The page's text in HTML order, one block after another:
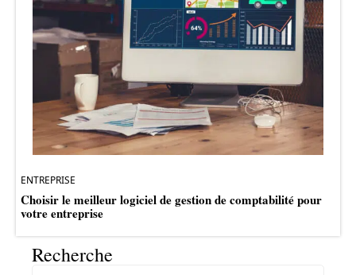
ENTREPRISE
Choisir le meilleur logiciel de gestion de comptabilité pour
votre entreprise
Recherche